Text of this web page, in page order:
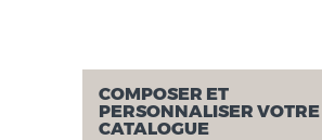
COMPOSER ET
PERSONNALISER VOTRE
CATALOGUE